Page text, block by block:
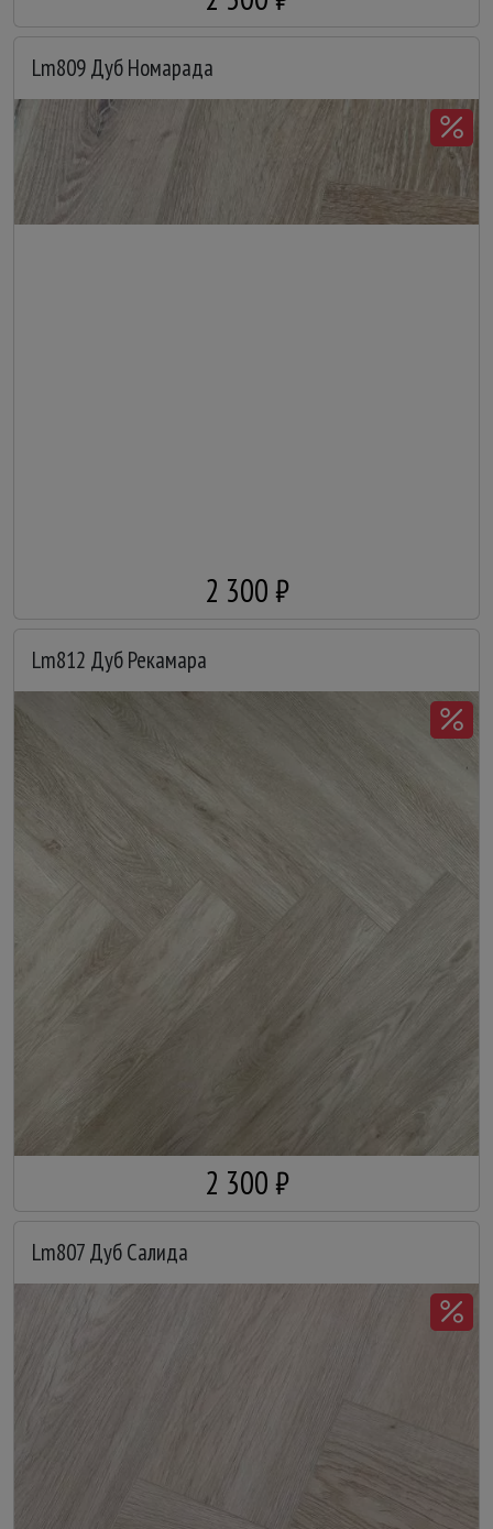
Lm809 Дуб Номарада
2 300 ₽
Lm812 Дуб Рекамара
2 300 ₽
Lm807 Дуб Салида